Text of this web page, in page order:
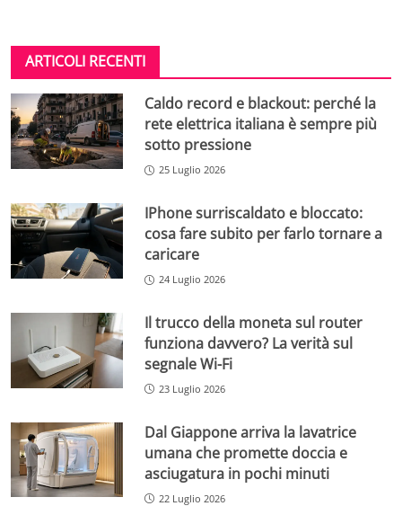
ARTICOLI RECENTI
Caldo record e blackout: perché la
rete elettrica italiana è sempre più
sotto pressione
25 Luglio 2026
IPhone surriscaldato e bloccato:
cosa fare subito per farlo tornare a
caricare
24 Luglio 2026
Il trucco della moneta sul router
funziona davvero? La verità sul
segnale Wi-Fi
23 Luglio 2026
Dal Giappone arriva la lavatrice
umana che promette doccia e
asciugatura in pochi minuti
22 Luglio 2026